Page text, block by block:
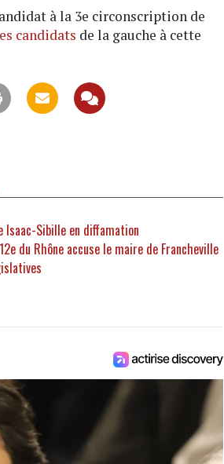
à la 3e circonscription de
candidats de la gauche à cette
Isaac-Sibille en diffamation
du Rhône accuse le maire de Francheville